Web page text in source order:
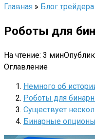
Главная » Блог трейдера
Роботы для
На чтение: 3 мин
Оглавление
Немного об
Роботы для
Существует
Бинарные